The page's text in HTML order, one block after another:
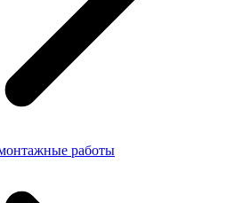
работы